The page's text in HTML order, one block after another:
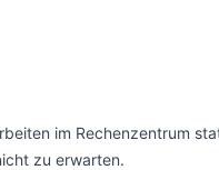
im Rechenzentrum
zu erwarten.